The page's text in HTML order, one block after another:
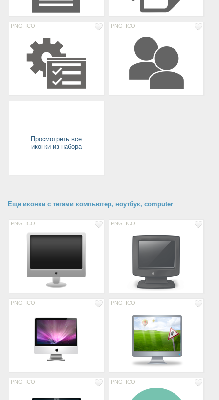
PNG ICO PNG ICO
Просмотреть все
иконки из набора
Еще иконки с тегами компьютер, ноутбук, computer
PNG ICO PNG ICO
PNG ICO PNG ICO
PNG ICO PNG ICO